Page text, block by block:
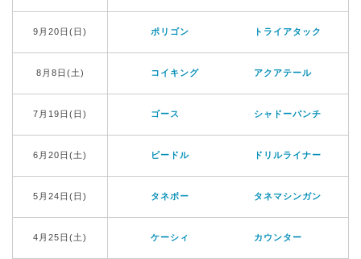
9月20日(日) ポリゴン トライアタック
8月8日(土) コイキング アクアテール
7月19日(日) ゴース シャドーパンチ
6月20日(土) ビードル ドリルライナー
5月24日(日) タネボー タネマシンガン
4月25日(土) ケーシィ カウンター